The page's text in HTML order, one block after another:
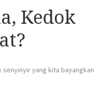
Kedok
yang kita bayangkan